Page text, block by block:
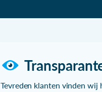
Tevreden klanten vinden